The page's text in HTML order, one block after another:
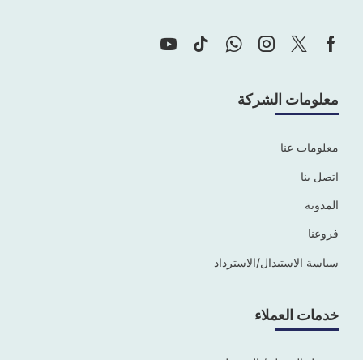
معلومات الشركة
معلومات عنا
اتصل بنا
المدونة
فروعنا
سياسة الاستبدال/الاسترداد
خدمات العملاء